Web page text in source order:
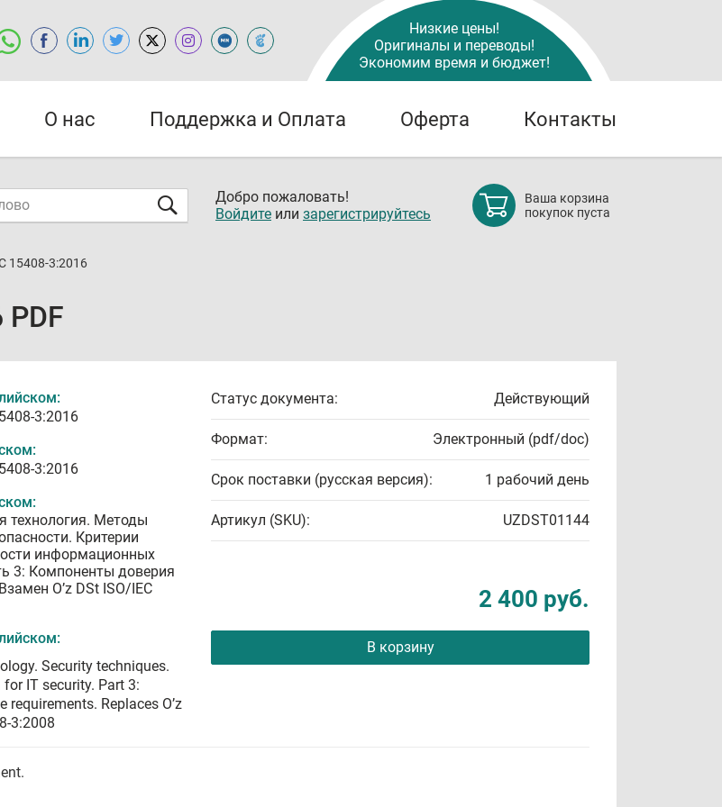
Низкие цены!
Оригиналы и переводы!
Экономим время и бюджет!
О нас Поддержка и Оплата Оферта Контакты
Добро пожаловать!
Войдите или зарегистрируйтесь
Ваша корзина
покупок пуста
15408-3:2016
PDF
3:2016
3:2016
технология. Методы
Критерии
информационных
3: Компоненты доверия
O’z DSt ISO/IEC
Security techniques.
IT security. Part 3:
requirements. Replaces O’z
3:2008
Статус документа: Действующий
Формат: Электронный (pdf/doc)
Срок поставки (русская версия): 1 рабочий день
Артикул (SKU): UZDST01144
2 400 руб.
В корзину